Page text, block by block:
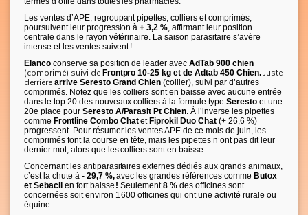
Les ventes d’APE, regroupant pipettes, colliers et comprimés,
poursuivent leur progression à+ 3,2 % , affirmant leur position
centrale dans le rayon vétérinaire. La saison parasitaire s’avère
intense et les ventes suivent !
Elancoconserve sa position de leader avecAdTab 900 chien
(comprimé) suivi de Frontpro 10-25 kg et de Adtab 450 Chien. Juste
derrièrearrive Seresto Grand Chien (collier), suivi par d’autres
comprimés. Notez que les colliers sont en baisse avec aucune entrée
dans le top 20 des nouveaux colliers à la formule type Serestoet une
20e place pour Seresto A/Parasit Pt Chien . À l’inverse les pipettes
comme Frontline Combo ChatetFiprokil Duo Chat (+ 26,6 %)
progressent. Pour résumer les ventes APE de ce mois de juin, les
comprimés font la course en tête, mais les pipettes n’ont pas dit leur
dernier mot, alors que les colliers sont en baisse.
Concernant les antiparasitaires externes dédiés aux grands animaux,
c’est la chute à - 29,7 %,avec les grandes références comme Butox
et Sebacil en fort baisse ! Seulement8 % des officines sont
concernées soit environ 1 600 officines qui ont une activité rurale ou
équine.